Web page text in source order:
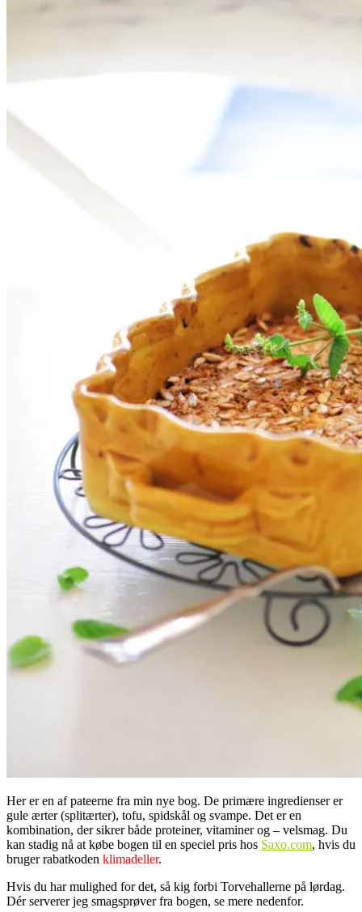
Her er en af pateerne fra min nye bog. De primære ingredienser er
gule ærter (splitærter), tofu, spidskål og svampe. Det er en
kombination, der sikrer både proteiner, vitaminer og – velsmag. Du
kan stadig nå at købe bogen til en speciel pris hos Saxo.com, hvis du
bruger rabatkoden klimadeller.
Hvis du har mulighed for det, så kig forbi Torvehallerne på lørdag.
Dér serverer jeg smagsprøver fra bogen, se mere nedenfor.